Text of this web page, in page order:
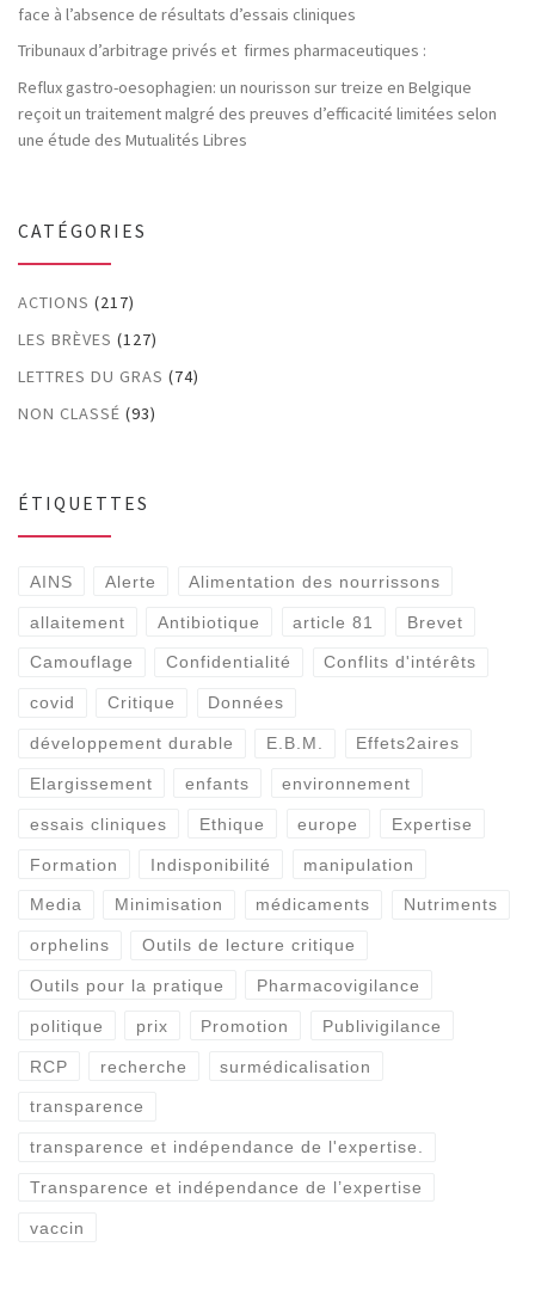
face à l’absence de résultats d’essais cliniques
Tribunaux d’arbitrage privés et firmes pharmaceutiques :
Reflux gastro-oesophagien: un nourisson sur treize en Belgique
reçoit un traitement malgré des preuves d’efficacité limitées selon
une étude des Mutualités Libres
CATÉGORIES
ACTIONS (217)
LES BRÈVES (127)
LETTRES DU GRAS (74)
NON CLASSÉ (93)
ÉTIQUETTES
AINS Alerte Alimentation des nourrissons
allaitement Antibiotique article 81 Brevet
Camouflage Confidentialité Conflits d'intérêts
covid Critique Données
développement durable E.B.M. Effets2aires
Elargissement enfants environnement
essais cliniques Ethique europe Expertise
Formation Indisponibilité manipulation
Media Minimisation médicaments Nutriments
orphelins Outils de lecture critique
Outils pour la pratique Pharmacovigilance
politique prix Promotion Publivigilance
RCP recherche surmédicalisation
transparence
transparence et indépendance de l'expertise.
Transparence et indépendance de l’expertise
vaccin